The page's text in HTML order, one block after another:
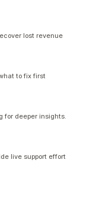
lost revenue
to fix first
for deeper insights.
live support effort